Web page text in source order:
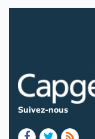
Suivez-nous